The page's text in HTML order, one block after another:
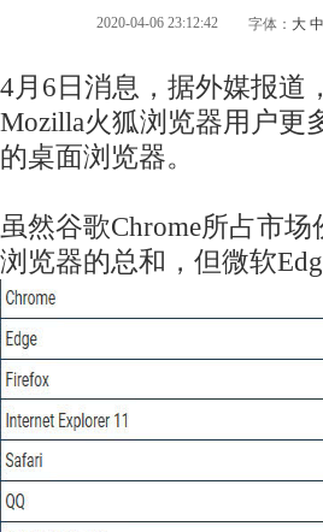
2020-04-06 23:12:42 字体： 大 中
4月6日消息，据外媒报道
Mozilla火狐浏览器用户更
的桌面浏览器。
虽然谷歌Chrome所占市
浏览器的总和，但微软